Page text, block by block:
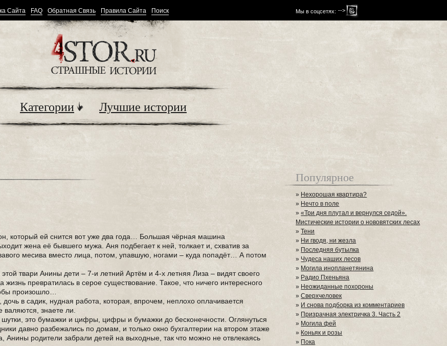
Мы в соцсетях: -->
Сайта FAQ Обратная Связь Правила Сайта Поиск
Категории Лучшие истории
который ей снится вот уже два года… Большая чёрная машина
жена её бывшего мужа. Аня подбегает к ней, толкает и, схватив за
месива вместо лица, потом, упавшую, ногами – куда попадёт… А потом
твари Анины дети – 7-и летний Артём и 4-х летняя Лиза – видят своего
превратилась в серое существование. Такое, что ничего интересного
произошло…
в садик, нудная работа, которая, впрочем, неплохо оплачивается
знаете ли.
шутки, это бумажки и цифры, цифры и бумажки до бесконечности. Оглянуться
давно разбежались по домам, и только окно бухгалтерии на втором этаже
Анины родители забрали детей на выходные, так что можно не отвлекаясь
Популярное
» Нехорошая квартира?
» Нечто в поле
»«Три дня плутал и вернулся седой».
Мистические истории о нововятских лесах
»Тени
» Ни гводя, ни жезла
» Последняя бутылка
» Чудеса наших лесов
» Могила инопланетянина
» Радио Пхеньяна
» Неожиданные похороны
»Сверхчеловек
» И снова подборка из комментариев
» Призрачная электричка 3. Часть 2
» Могила фей
» Коньяк и розы
» Пока